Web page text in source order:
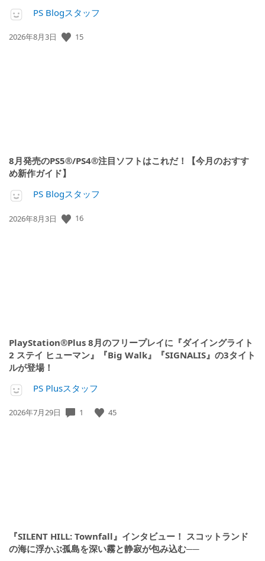
PS Blogスタッフ
公
2026年8月3日 15
8月発売のPS5®/PS4®注目ソフトはこれだ！【今月のおすす
め新作ガイド】
PS Blogスタッフ
公
2026年8月3日 16
PlayStation®Plus 8月のフリープレイに『ダイイングライト
2 ステイ ヒューマン』『Big Walk』『SIGNALIS』の3タイト
ルが登場！
PS Plusスタッフ
公
2026年7月29日 1 45
『SILENT HILL: Townfall』インタビュー！ スコットランド
の海に浮かぶ孤島を深い霧と静寂が包み込む──